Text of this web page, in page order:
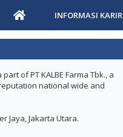
INFORMASI KARIR
of PT KALBE Farma Tbk., a
national wide and
Jaya, Jakarta Utara.